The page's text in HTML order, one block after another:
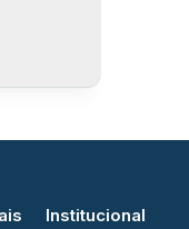
Institucional